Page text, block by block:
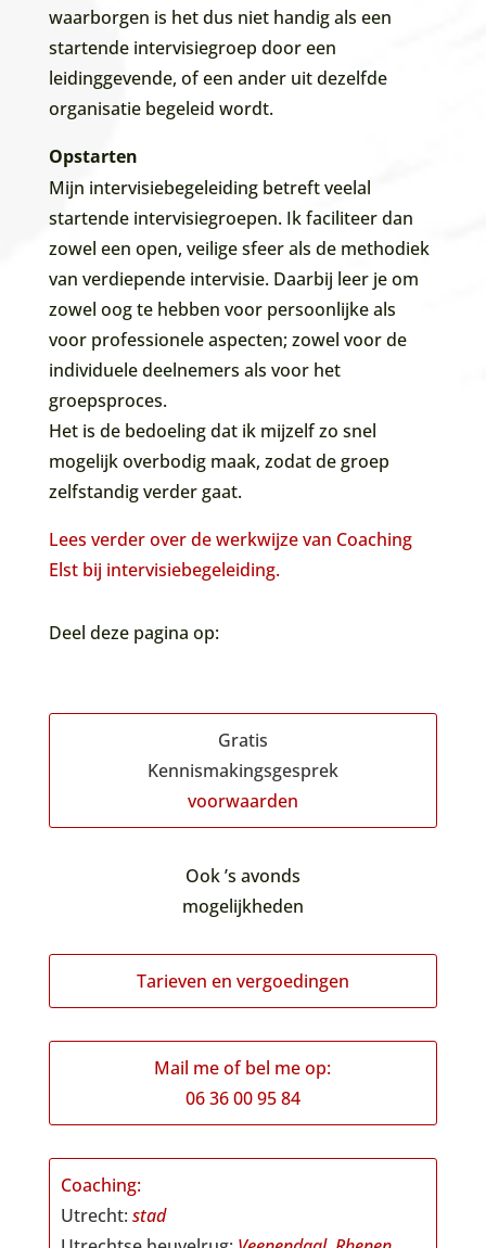
waarborgen is het dus niet handig als een
startende intervisiegroep door een
leidinggevende, of een ander uit dezelfde
organisatie begeleid wordt.
Opstarten
Mijn intervisiebegeleiding betreft veelal
startende intervisiegroepen. Ik faciliteer dan
zowel een open, veilige sfeer als de methodiek
van verdiepende intervisie. Daarbij leer je om
zowel oog te hebben voor persoonlijke als
voor professionele aspecten; zowel voor de
individuele deelnemers als voor het
groepsproces.
Het is de bedoeling dat ik mijzelf zo snel
mogelijk overbodig maak, zodat de groep
zelfstandig verder gaat.
Lees verder over de werkwijze van Coaching
Elst bij intervisiebegeleiding.
Deel deze pagina op:
Gratis
Kennismakingsgesprek
voorwaarden
Ook ’s avonds
mogelijkheden
Tarieven en vergoedingen
Mail me of bel me op:
06 36 00 95 84
Coaching:
Utrecht: stad